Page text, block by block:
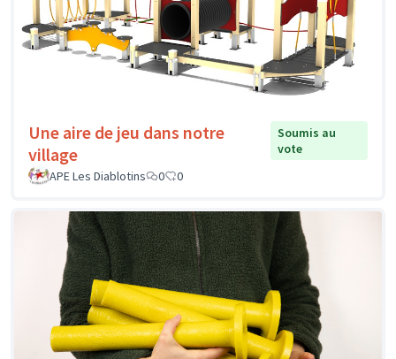
Une aire de jeu dans notre
village
Soumis au
vote
APE Les Diablotins
0 0